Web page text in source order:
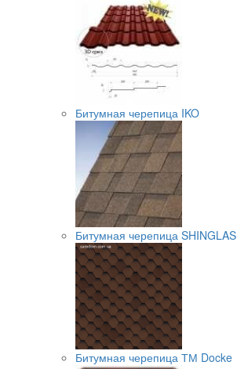
Битумная черепица IKO
Битумная черепица SHINGLAS
Битумная черепица ТМ Docke